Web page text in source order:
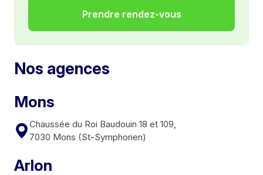
Prendre rendez-vous
Nos agences
Mons
Chaussée du Roi Baudouin 18 et 109,
7030 Mons (St-Symphorien)
Arlon